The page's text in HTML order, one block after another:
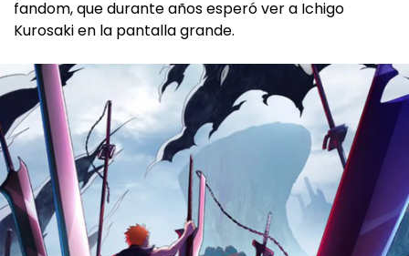
fandom, que durante años esperó ver a Ichigo
Kurosaki en la pantalla grande.